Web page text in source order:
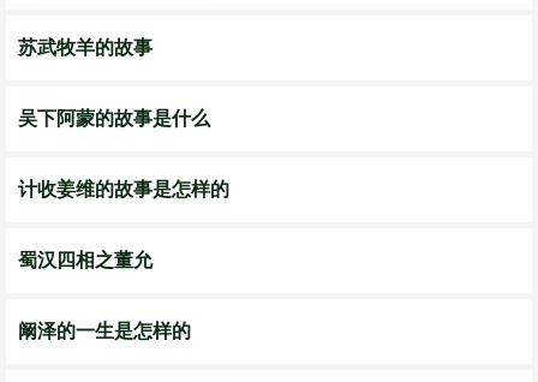
苏武牧羊的故事
吴下阿蒙的故事是什么
计收姜维的故事是怎样的
蜀汉四相之董允
阚泽的一生是怎样的